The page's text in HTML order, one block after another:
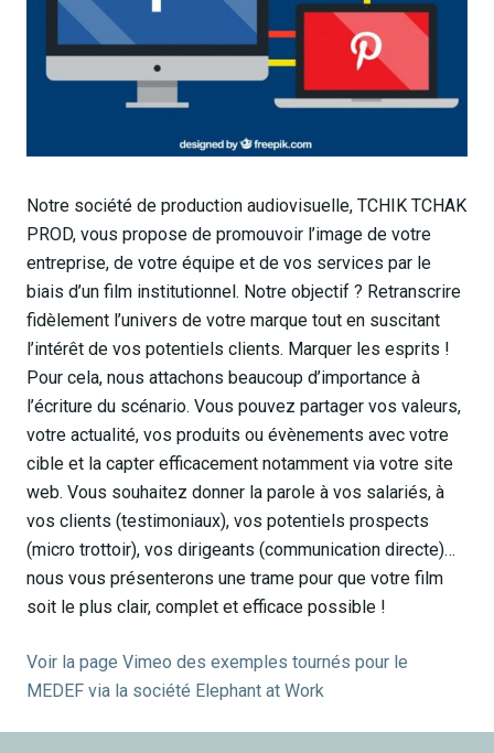
Notre société de production audiovisuelle, TCHIK TCHAK
PROD, vous propose de promouvoir l’image de votre
entreprise, de votre équipe et de vos services par le
biais d’un film institutionnel. Notre objectif ? Retranscrire
fidèlement l’univers de votre marque tout en suscitant
l’intérêt de vos potentiels clients. Marquer les esprits !
Pour cela, nous attachons beaucoup d’importance à
l’écriture du scénario. Vous pouvez partager vos valeurs,
votre actualité, vos produits ou évènements avec votre
cible et la capter efficacement notamment via votre site
web. Vous souhaitez donner la parole à vos salariés, à
vos clients (testimoniaux), vos potentiels prospects
(micro trottoir), vos dirigeants (communication directe)…
nous vous présenterons une trame pour que votre film
soit le plus clair, complet et efficace possible !
Voir la page Vimeo des exemples tournés pour le
MEDEF via la société Elephant at Work